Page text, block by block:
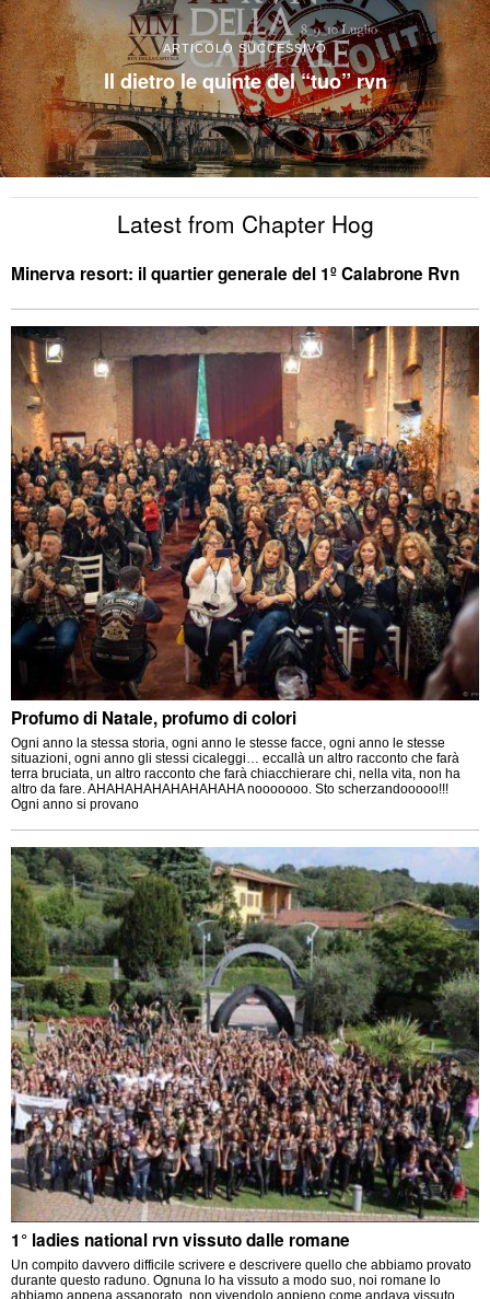
ARTICOLO SUCCESSIVO
Il dietro le quinte del “tuo” rvn
Latest from Chapter Hog
Minerva resort: il quartier generale del 1º Calabrone Rvn
Profumo di Natale, profumo di colori
Ogni anno la stessa storia, ogni anno le stesse facce, ogni anno le stesse
situazioni, ogni anno gli stessi cicaleggi… eccallà un altro racconto che farà
terra bruciata, un altro racconto che farà chiacchierare chi, nella vita, non ha
altro da fare. AHAHAHAHAHAHAHAHA nooooooo. Sto scherzandooooo!!!
Ogni anno si provano
1° ladies national rvn vissuto dalle romane
Un compito davvero difficile scrivere e descrivere quello che abbiamo provato
durante questo raduno. Ognuna lo ha vissuto a modo suo, noi romane lo
abbiamo appena assaporato, non vivendolo appieno come andava vissuto.